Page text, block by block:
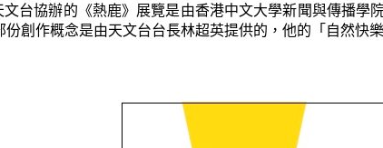
文台協辦的《熱鹿》展覽是由香港中文大學新聞與傳播學
份創作概念是由天文台台長林超英提供的，他的「自然快